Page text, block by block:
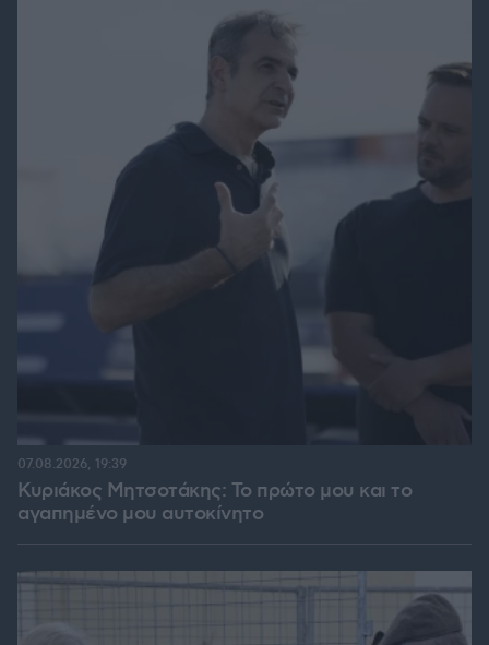
Κυριάκος Μητσοτάκης: Το πρώτο μου και το
αγαπημένο μου αυτοκίνητο
07.08.2026, 19:39